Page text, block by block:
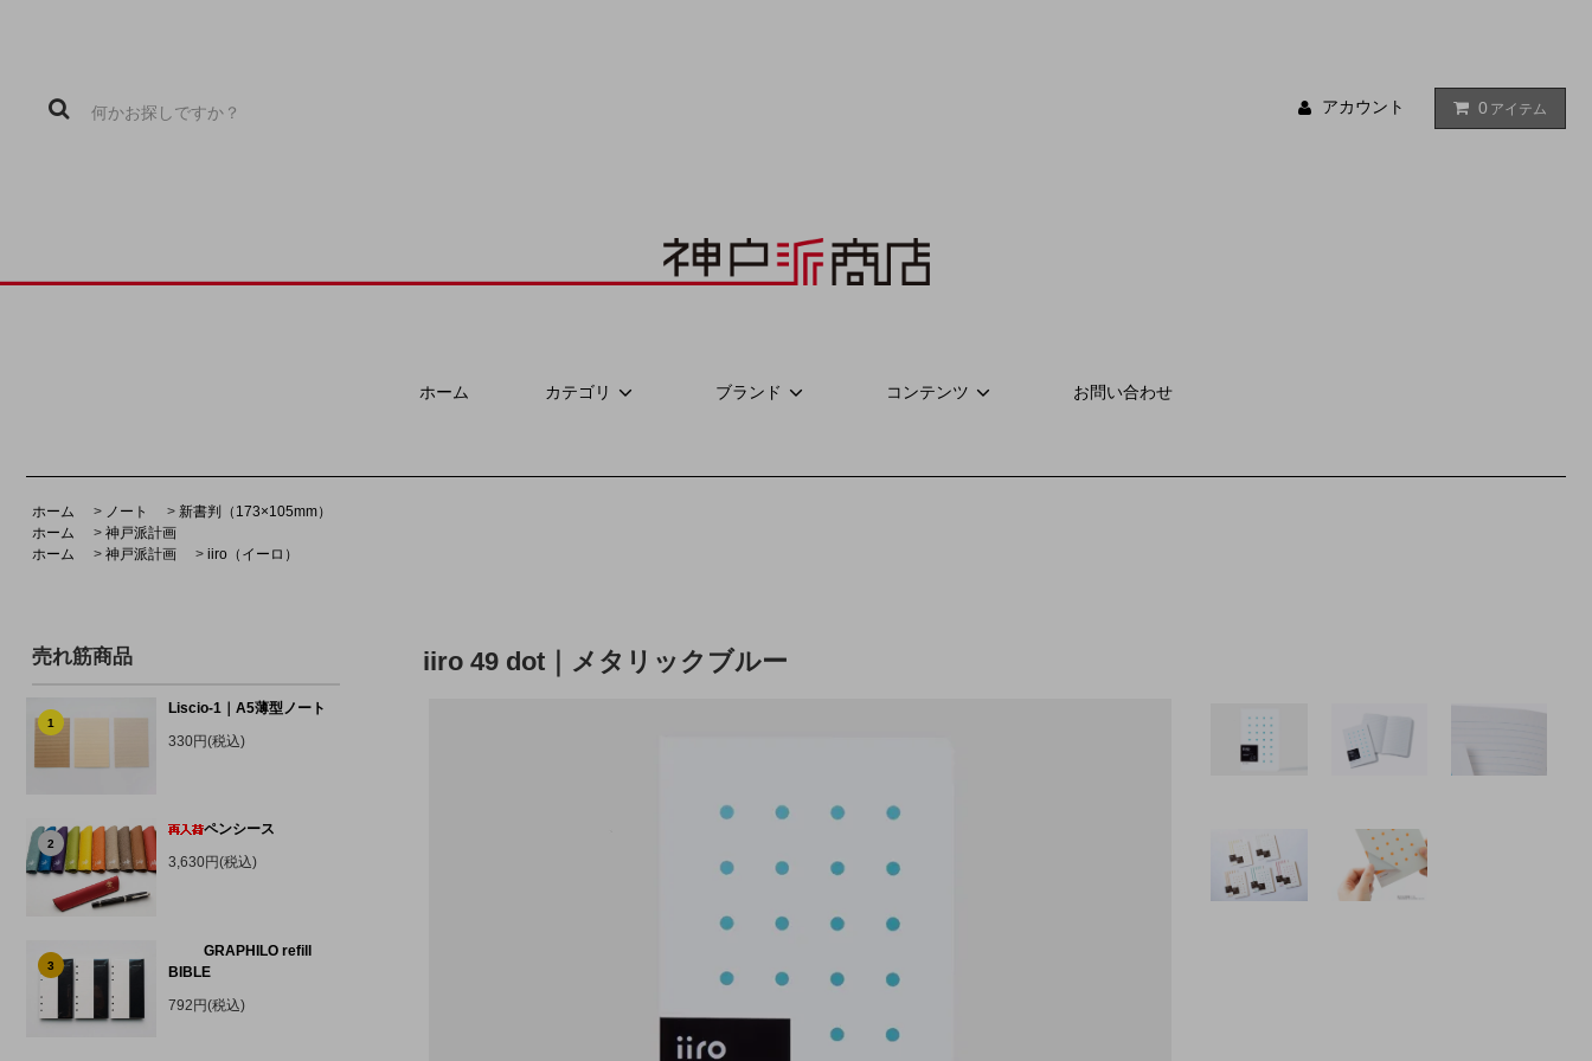
アカウント 0 アイテム
ホーム カテゴリ ブランド コンテンツ お問い合わせ
ホーム > ノート > 新書判（173×105mm）
ホーム
> 神戸派計画
ホーム
> 神戸派計画 > iiro（イーロ）
売れ筋商品
1
Liscio-1｜A5薄型ノート
330円(税込)
2
ペンシース
3,630円(税込)
3
GRAPHILO refill
BIBLE
792円(税込)
iiro 49 dot｜メタリックブルー